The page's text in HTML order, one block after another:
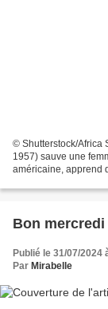
© Shutterstock/Africa
1957) sauve une
américaine, apprend
Bon
Publié le 31/07/2024
Par Mirabelle